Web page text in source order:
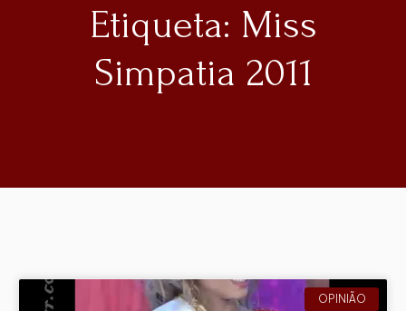
Etiqueta: Miss
Simpatia 2011
OPINIÃO